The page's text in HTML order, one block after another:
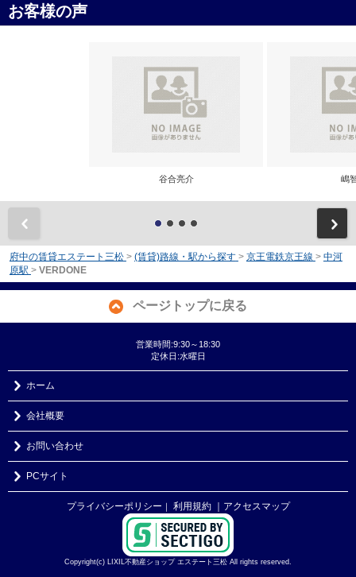
お客様の声
谷合亮介 嶋
府中の賃貸エステート三松 > (賃貸)路線・駅から探す > 京王電鉄京王線 > 中河
原駅 > VERDONE
ページトップに戻る
営業時間:9:30～18:30
定休日:水曜日
ホーム
会社概要
お問い合わせ
PCサイト
プライバシーポリシー 利用規約 ｜アクセスマップ
Copyright(c) LIXIL不動産ショップ エステート三松 All rights reserved.